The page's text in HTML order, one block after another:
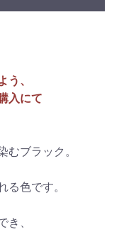
、
入にて
むブラック。
る色です。
、